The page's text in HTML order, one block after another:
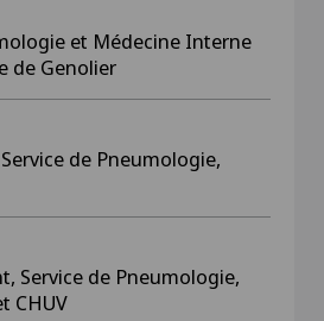
et Médecine Interne
de Genolier
de Pneumologie,
Service de Pneumologie,
CHUV